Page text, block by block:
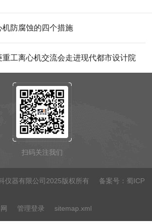
机防腐蚀的四个措施
重工离心机交流会走进现代都市设计院
扫码关注我们
仪器有限公司2025版权所有 备案号： 蜀ICP
管理登录 sitemap.xml